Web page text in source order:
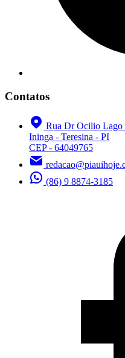
Contatos
Rua Dr Ocilio Lago
Ininga - Teresina - PI
CEP - 64049765
(86) 9 8874-3185